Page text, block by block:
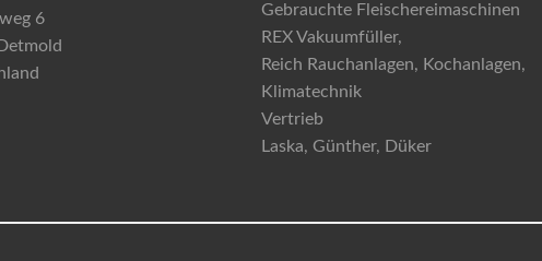
6
Gebrauchte Fleischereimaschinen
REX Vakuumfüller,
Reich Rauchanlagen, Kochanlagen,
Klimatechnik
Vertrieb
Laska, Günther, Düker